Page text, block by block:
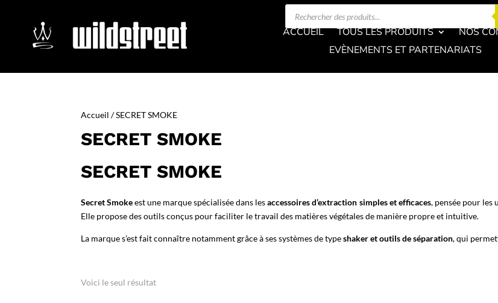
Recherche
ACCUEIL TOUS LES PRODUITS
NOS
EVÈNEMENTS ET PARTENARIATS
Accueil / SECRET SMOKE
SECRET SMOKE
SECRET SMOKE
Secret Smokeest une marque spécialisée dans lesaccessoires d’extraction simples et efficaces, pensée pour les
Elle propose des outils conçus pour faciliter le travail des matières végétales de manière propre et intuitive.
La marque s’est fait connaître notamment grâce à ses systèmes de typeshaker et outils de séparation, qui
Voici le seul résultat